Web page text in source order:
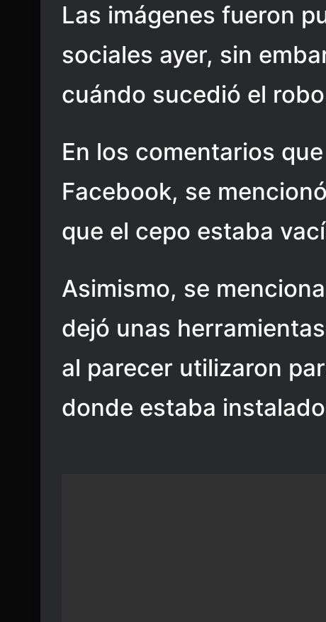
Las imágenes fueron
sociales ayer, sin
cuándo sucedió el
En los comentarios
Facebook, se
que el cepo estaba
Asimismo, se
dejó unas
al parecer utilizaron
donde estaba